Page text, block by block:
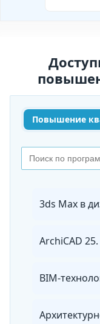
Повышение
3ds Max в
BIM-